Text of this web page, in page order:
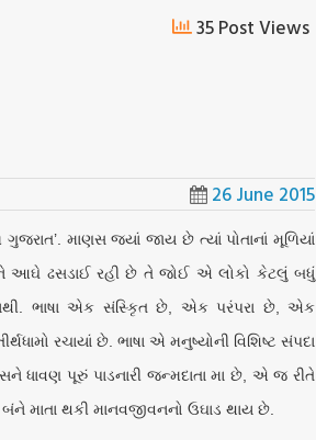
35 Post Views
26 June 2015
માણસ જ્યાં જાય છે ત્યાં પોતાનાં મૂળિયાં
ને આઘે ઢસડાઈ રહી છે તે જોઈ એ લોકો કેટલું બધું
નથી. ભાષા એક સંસ્કૃિત છે, એક પરંપરા છે, એક
રચાયાં છે. ભાષા એ મનુષ્યોની વિશિષ્ટ સંપદા
ધાવણ પૂરું પાડનારી જન્મદાતા મા છે, એ જ રીતે
માતા થકી માનવજીવનનો ઉઘાડ થાય છે.